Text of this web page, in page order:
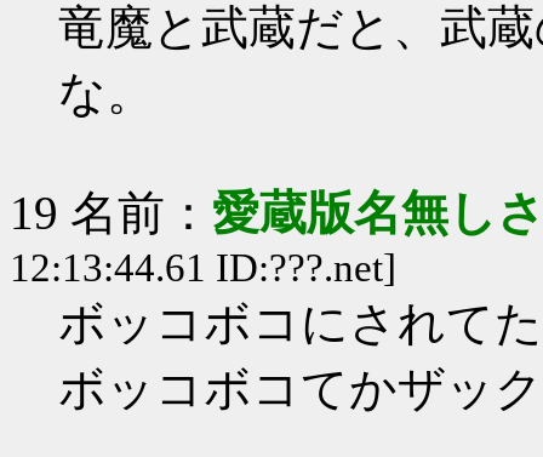
竜魔と武蔵だと、武
な。
19 名前： 愛蔵版名無し
12:13:44.61 ID:???.net]
ボッコボコにされて
ボッコボコてかザッ